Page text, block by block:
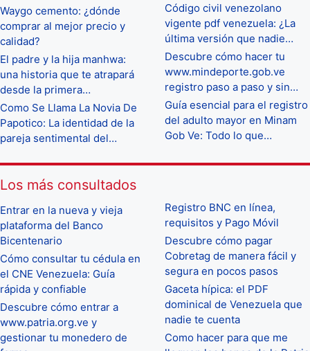
Waygo cemento: ¿dónde
comprar al mejor precio y
calidad?
El padre y la hija manhwa:
una historia que te atrapará
desde la primera…
Como Se Llama La Novia De
Papotico: La identidad de la
pareja sentimental del…
Código civil venezolano
vigente pdf venezuela: ¿La
última versión que nadie…
Descubre cómo hacer tu
www.mindeporte.gob.ve
registro paso a paso y sin…
Guía esencial para el registro
del adulto mayor en Minam
Gob Ve: Todo lo que…
Los más consultados
Entrar en la nueva y vieja
plataforma del Banco
Bicentenario
Cómo consultar tu cédula en
el CNE Venezuela: Guía
rápida y confiable
Descubre cómo entrar a
www.patria.org.ve y
gestionar tu monedero de
Registro BNC en línea,
requisitos y Pago Móvil
Descubre cómo pagar
Cobretag de manera fácil y
segura en pocos pasos
Gaceta hípica: el PDF
dominical de Venezuela que
nadie te cuenta
Como hacer para que me